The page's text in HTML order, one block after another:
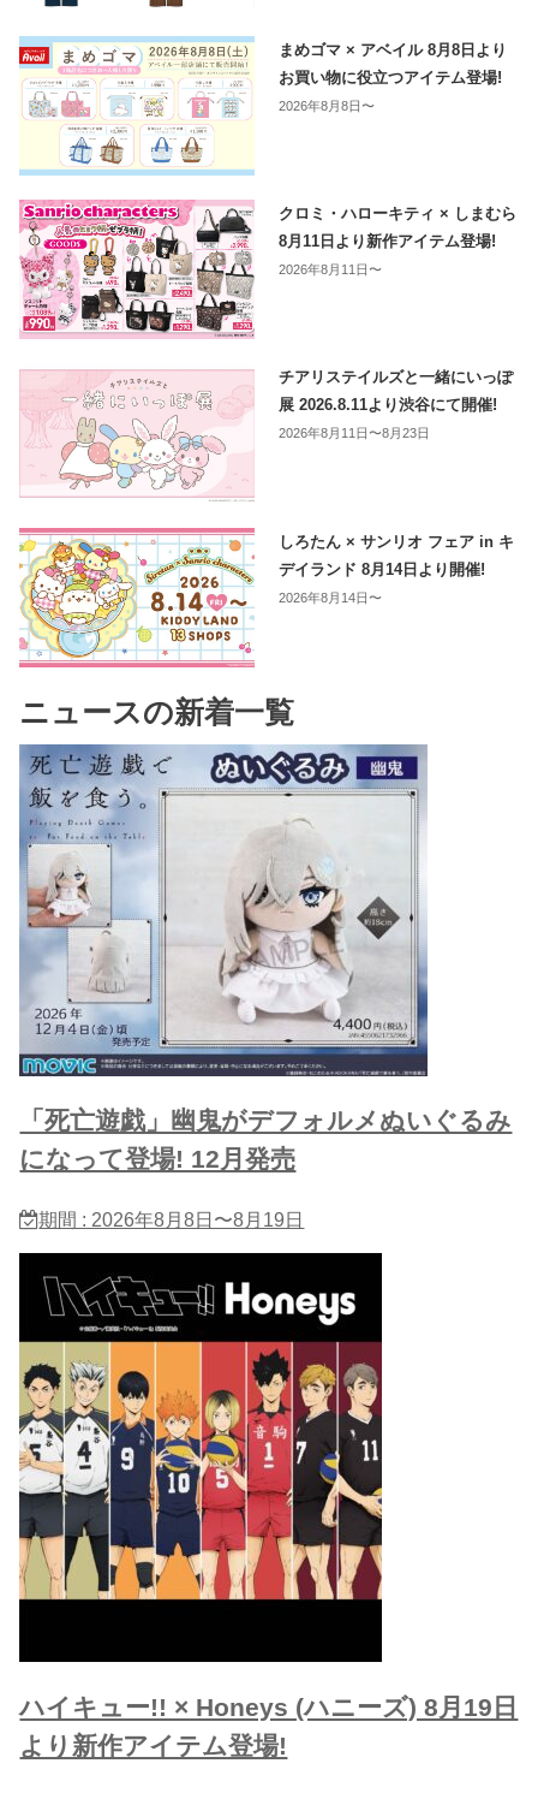
まめゴマ × アベイル 8月8日より
お買い物に役立つアイテム登場!
2026年8月8日〜
クロミ・ハローキティ × しまむら
8月11日より新作アイテム登場!
2026年8月11日〜
チアリステイルズと一緒にいっぽ
展 2026.8.11より渋谷にて開催!
2026年8月11日〜8月23日
しろたん × サンリオ フェア in キ
デイランド 8月14日より開催!
2026年8月14日〜
ニュースの新着一覧
「死亡遊戯」幽鬼がデフォルメぬいぐるみ
になって登場! 12月発売
期間 : 2026年8月8日〜8月19日
ハイキュー!! × Honeys (ハニーズ) 8月19日
より新作アイテム登場!